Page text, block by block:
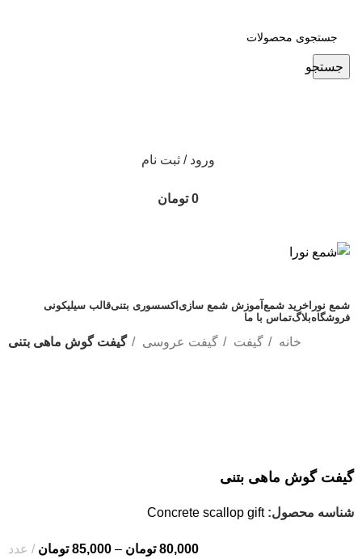
جستجو
ورود / ثبت نام
0 تومان
شمع نورا خرید شمع آموزش شمع سازی اکسسوری بتنیقالب سیلیکونی
فروشگاهبلاگتماس با ما
خانه گیفت گیفت عروسی گیفت گوش ماهی بتنی
گیفت گوش ماهی بتنی
شناسه محصول:Concrete scallop gift
80,000 تومان –
85,000 تومان عدد